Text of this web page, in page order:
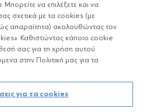
συνεργάτες
ΕΓΓΥΗΜΕΝΗ ΑΠΟΔΟΣΗ ΚΑΙ ΟΙ
ΔΕΝ ΔΙΑΣΦΑΛΙΖΟΥΝ ΤΙΣ
© Eurobank ΑΕΔΑΚ
να επιλέξετε και να
σχετικά με τα cookies (με
απαραίτητα) ακολουθώντας τον
Καθιστώντας κάποιο cookie
σας για τη χρήση αυτού
στην Πολιτική μας για τα
για τα cookies